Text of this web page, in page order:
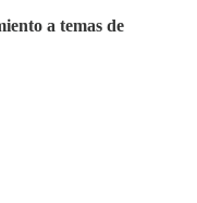
a temas de